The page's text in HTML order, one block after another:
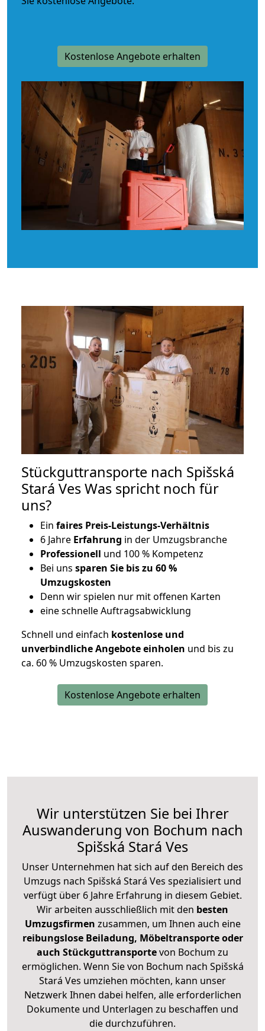
Kostenlose Angebote erhalten
Stückguttransporte nach Spišská
Stará Ves Was spricht noch für
uns?
Ein faires Preis-Leistungs-Verhältnis
6 Jahre Erfahrung in der Umzugsbranche
Professionell und 100 % Kompetenz
Bei uns sparen Sie bis zu 60 %
Umzugskosten
Denn wir spielen nur mit offenen Karten
eine schnelle Auftragsabwicklung
Schnell und einfach kostenlose und
unverbindliche Angebote einholen und bis zu
ca. 60 % Umzugskosten sparen.
Kostenlose Angebote erhalten
Wir unterstützen Sie bei Ihrer
Auswanderung von Bochum nach
Spišská Stará Ves
Unser Unternehmen hat sich auf den Bereich des
Umzugs nach Spišská Stará Ves spezialisiert und
verfügt über 6 Jahre Erfahrung in diesem Gebiet.
Wir arbeiten ausschließlich mit den besten
Umzugsfirmen zusammen, um Ihnen auch eine
reibungslose Beiladung, Möbeltransporte oder
auch Stückguttransportevon Bochum zu
ermöglichen. Wenn Sie von Bochum nach Spišská
Stará Ves umziehen möchten, kann unser
Netzwerk Ihnen dabei helfen, alle erforderlichen
Dokumente und Unterlagen zu beschaffen und
die durchzuführen.